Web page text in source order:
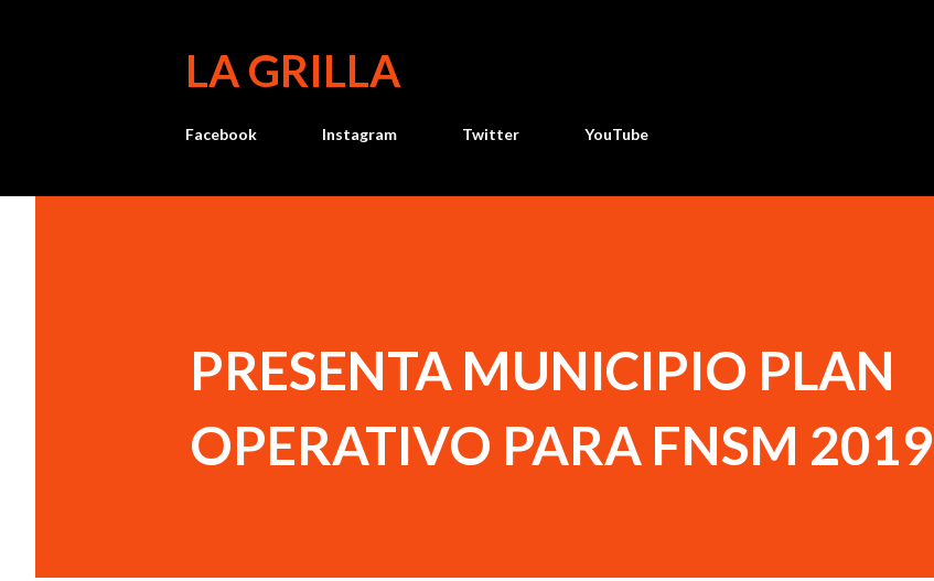
LA GRILLA
Facebook Instagram Twitter YouTube
PRESENTA MUNICIPIO PLAN
OPERATIVO PARA FNSM 2019